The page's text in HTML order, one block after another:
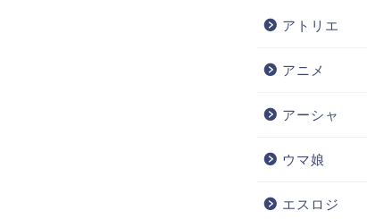
アトリエ
アニメ
アーシャ
ウマ娘
エスロジ